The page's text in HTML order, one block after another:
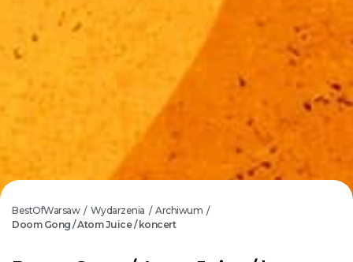
BestOfWarsaw / Wydarzenia / Archiwum /
Doom Gong / Atom Juice / koncert